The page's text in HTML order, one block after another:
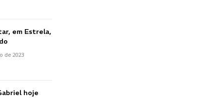
em Estrela,
de 2023
hoje